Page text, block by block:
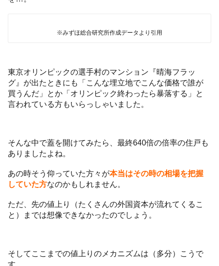
※みずほ総合研究所作成データより引用
東京オリンピックの選手村のマンション『晴海フラッ
グ』が出たときにも「こんな埋立地でこんな価格で誰が
買うんだ」とか「オリンピック終わったら暴落する」と
言われている方もいらっしゃいました。
そんな中で蓋を開けてみたら、最終640倍の倍率の住戸も
ありましたよね。
あの時そう仰っていた方々が本当はその時の相場を把握
していた方なのかもしれません。
ただ、先の値上り（たくさんの外国資本が流れてくるこ
と）までは想像できなかったのでしょう。
そしてここまでの値上りのメカニズムは（多分）こうで
す。